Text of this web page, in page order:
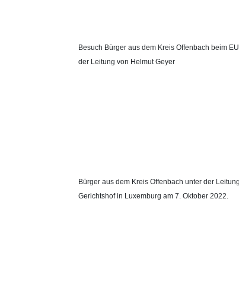
Besuch Bürger aus dem Kreis Offenbach beim
der Leitung von Helmut Geyer
Bürger aus dem Kreis Offenbach unter der
Gerichtshof in Luxemburg am 7. Oktober 2022.